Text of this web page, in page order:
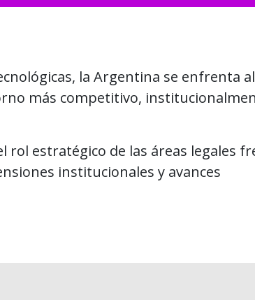
la Argentina se enfrenta al
más competitivo,
rol estratégico de las áreas legales
institucionales y avances